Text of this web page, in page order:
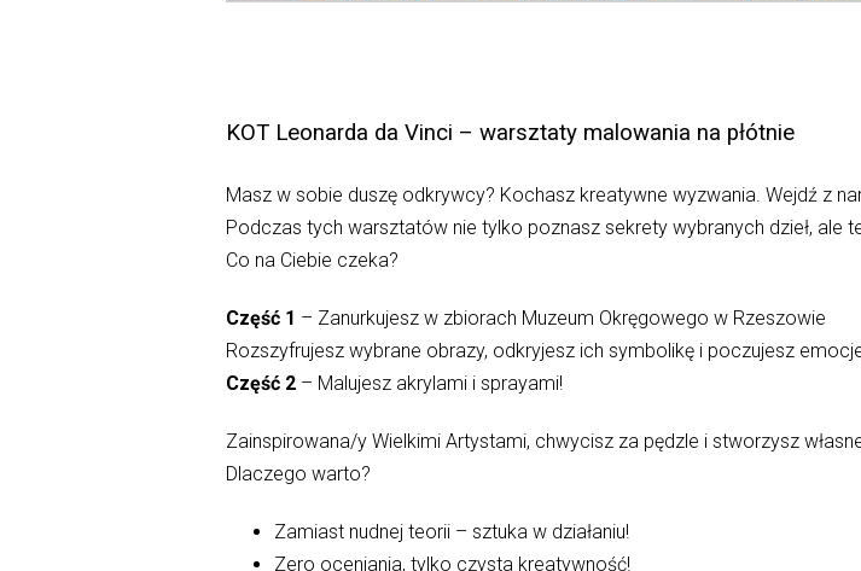
KOT Leonarda da Vinci – warsztaty malowania na płótnie
Masz w sobie duszę odkrywcy? Kochasz kreatywne wyzwania. Wejdź z
Podczas tych warsztatów nie tylko poznasz sekrety wybranych dzieł, ale
Co na Ciebie czeka?
Część 1 – Zanurkujesz w zbiorach Muzeum Okręgowego w Rzeszowie
Rozszyfrujesz wybrane obrazy, odkryjesz ich symbolikę i poczujesz
Część 2– Malujesz akrylami i sprayami!
Zainspirowana/y Wielkimi Artystami, chwycisz za pędzle i stworzysz
Dlaczego warto?
Zamiast nudnej teorii – sztuka w działaniu!
Zero oceniania, tylko czysta kreatywność!